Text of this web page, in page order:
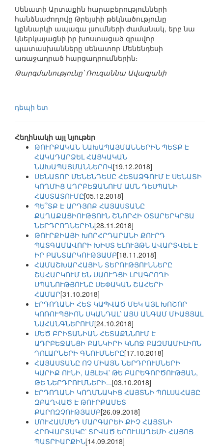
Սենատի Արտաքին հարաբերությունների
հանձնաժողովը Թրեյսիի թեկնածությունը
կքննարկի ապագա լսումների ժամանակ, երբ նա
կներկայացնի իր խոստացած գրավոր
պատասխանները սենատոր Մենենդեսի
առաջադրած հարցադրումներին։
Թարգմանությունը՝ Ռուզաննա Ավագյանի
դեպի ետ
Հեղինակի այլ նյութեր
ԹՈՒՐՔԱԿԱՆ ՆԱԽԱՊԱՅՄԱՆՆԵՐԻՆ ՊԵՏՔ Է
ՀԱԿԱԴԱՐՁԵԼ ՀԱՅԿԱԿԱՆ
ՆԱԽԱՊԱՅՄԱՆՆԵՐՈՎ[19.12.2018]
ՍԵՆԱՏՈՐ ՄԵՆԵՆԴԵՍԸ ՀԵՏԱՁԳՈՒՄ Է ՍԵՆԱՏԻ
ԿՈՂՄԻՑ ԱԴՐԲԵՋԱՆՈՒՄ ԱՄՆ ԴԵՍՊԱՆԻ
ՀԱՍՏԱՏՈՒՄԸ[05.12.2018]
ՊԵ՞ՏՔ Է ԱՐԴՅՈՔ ՀԱՅԱՍՏԱՆԸ
ՔԱՂԱՔԱՑԻՈՒԹՅՈՒՆ ՇՆՈՐՀԻ ՕՏԱՐԵՐԿՐՅԱ
ՆԵՐԴՐՈՂՆԵՐԻՆ[28.11.2018]
ԹՈՒՐՔԻԱՅԻ ԽՈՐՀՐԴԱՐԱՆԻ ՔՈՒՐԴ
ՊԱՏԳԱՄԱՎՈՐԻ ԽԻՍՏ ԵԼՈՒՅԹՆ ԱՎԱՐՏՎԵԼ Է
ԻՐ ԲԱՆՏԱՐԿՈՒԹՅԱՄԲ[18.11.2018]
ՀԱՄԱՇԽԱՐՀԱՅԻՆ ՏԵՐՈՒԹՅՈՒՆՆԵՐԸ
ՇԱՀԱՐԿՈՒՄ ԵՆ ՍԱՈՒԴՑԻ ԼՐԱԳՐՈՂԻ
ՍՊԱՆՈՒԹՅՈՒՆԸ ՍԵՓԱԿԱՆ ՇԱՀԵՐԻ
ՀԱՄԱՐ[31.10.2018]
ԷՐԴՈՂԱՆԻ ՀԵՏ ԿԱՊՎԱԾ ՄԵԿ ԱՅԼ ԽՈՇՈՐ
ԿՈՌՈՒՊՑԻՈՆ ՍԿԱՆԴԱԼ՝ ԱՅՍ ԱՆԳԱՄ ՄԻԱՑՅԱԼ
ՆԱՀԱՆԳՆԵՐՈՒՄ[24.10.2018]
ՄԵԾ ԲՐԻՏԱՆԻԱՆ ՀԵՏԱՔՆՆՈՒՄ Է
ԱԴՐԲԵՋԱՆՑԻ ԲԱՆԿԻՐԻ ԿՆՈՋ ԲԱԶՄԱՄԻԼԻՈՆ
ԴՈԼԱՐՆԵՐԻ ԳՆՈՒՄՆԵՐԸ[17.10.2018]
ՀԱՅԱՍՏԱՆԸ ՈՉ ՄԻԱՅՆ ՆԵՐԴՐՈՒՄՆԵՐԻ
ԿԱՐԻՔ ՈՒՆԻ, ԱՅԼԵՎ՝ ԹԵ ԲԱՐԵԳՈՐԾՈՒԹՅԱՆ,
ԹԵ ՆԵՐԴՐՈՒՄՆԵՐԻ...[03.10.2018]
ԷՐԴՈՂԱՆԻ ԿՈՂՄՆԱԿԻՑ ՀԱՅՏՆԻ ՊՈԼՍԱՀԱՅԸ
ԶԲԱՂՎԱԾ Է ԹՈՒՐՔԱՄԵՏ
ՔԱՐՈԶՉՈՒԹՅԱՄԲ[26.09.2018]
ՄՈՒՀԱՄՄԵԴ ՄԱՐԳԱՐԵԻ ՔԻՉ ՀԱՅՏՆԻ
ՀՐՈՎԱՐՏԱԿԸ՝ ՏՐՎԱԾ ԵՐՈՒՍԱՂԵՄԻ ՀԱՅՈՑ
ՊԱՏՐԻԱՐՔԻՆ[14.09.2018]